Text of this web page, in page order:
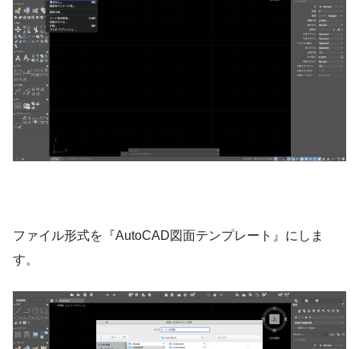
ファイル形式を『AutoCAD図面テンプレート』にしま
す。